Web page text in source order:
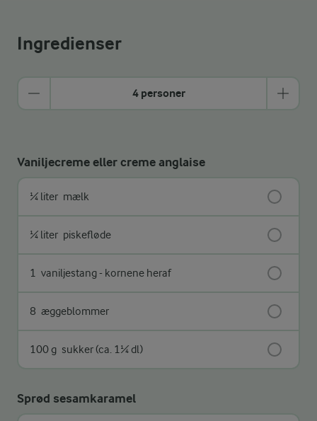
Ingredienser
4 personer
Vaniljecreme eller creme anglaise
¼ liter mælk
¼ liter piskefløde
1 vaniljestang - kornene heraf
8 æggeblommer
100 g sukker (ca. 1¼ dl)
Sprød sesamkaramel